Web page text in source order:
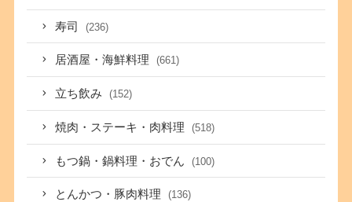
寿司 (236)
居酒屋・海鮮料理 (661)
立ち飲み (152)
焼肉・ステーキ・肉料理 (518)
もつ鍋・鍋料理・おでん (100)
とんかつ・豚肉料理 (136)